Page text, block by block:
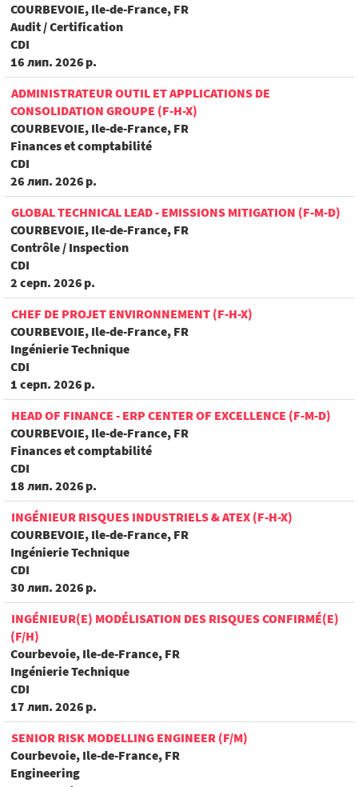
COURBEVOIE, Ile-de-France, FR
Audit / Certification
CDI
16 лип. 2026 р.
ADMINISTRATEUR OUTIL ET APPLICATIONS DE
CONSOLIDATION GROUPE (F-H-X)
COURBEVOIE, Ile-de-France, FR
Finances et comptabilité
CDI
26 лип. 2026 р.
GLOBAL TECHNICAL LEAD - EMISSIONS MITIGATION (F-M-D)
COURBEVOIE, Ile-de-France, FR
Contrôle / Inspection
CDI
2 серп. 2026 р.
CHEF DE PROJET ENVIRONNEMENT (F-H-X)
COURBEVOIE, Ile-de-France, FR
Ingénierie Technique
CDI
1 серп. 2026 р.
HEAD OF FINANCE - ERP CENTER OF EXCELLENCE (F-M-D)
COURBEVOIE, Ile-de-France, FR
Finances et comptabilité
CDI
18 лип. 2026 р.
INGÉNIEUR RISQUES INDUSTRIELS & ATEX (F-H-X)
COURBEVOIE, Ile-de-France, FR
Ingénierie Technique
CDI
30 лип. 2026 р.
INGÉNIEUR(E) MODÉLISATION DES RISQUES CONFIRMÉ(E)
(F/H)
Courbevoie, Ile-de-France, FR
Ingénierie Technique
CDI
17 лип. 2026 р.
SENIOR RISK MODELLING ENGINEER (F/M)
Courbevoie, Ile-de-France, FR
Engineering